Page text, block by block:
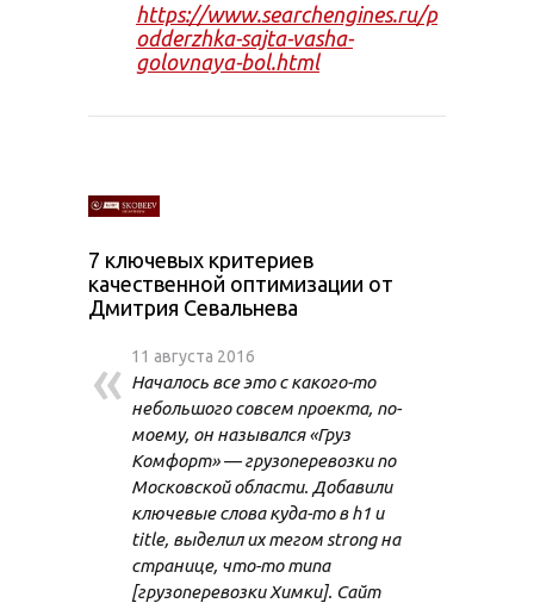
https://www.searchengines.ru/p
odderzhka-sajta-vasha-
golovnaya-bol.html
7 ключевых критериев
качественной оптимизации от
Дмитрия Севальнева
« 11 августа 2016
Началось все это с какого-то
небольшого совсем проекта, по-
моему, он назывался «Груз
Комфорт» — грузоперевозки по
Московской области. Добавили
ключевые слова куда-то в h1 и
title, выделил их тегом strong на
странице, что-то типа
[грузоперевозки Химки]. Сайт